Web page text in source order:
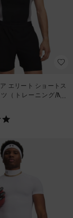
エリート ショートス
（トレーニング/ME